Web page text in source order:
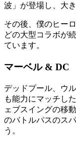
波」が登場し、大
その後、僕のヒー
どの大型コラボが
ています。
マーベル & DC
デッドプール、ウ
も能力にマッチし
ェブスイングの移
のバトルパスのス
う。